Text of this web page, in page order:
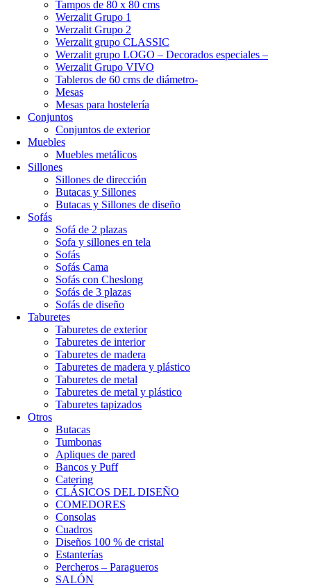
Tampos de 80 x 80 cms
Werzalit Grupo 1
Werzalit Grupo 2
Werzalit grupo CLASSIC
Werzalit grupo LOGO – Decorados especiales –
Werzalit Grupo VIVO
Tableros de 60 cms de diámetro-
Mesas
Mesas para hostelería
Conjuntos
Conjuntos de exterior
Muebles
Muebles metálicos
Sillones
Sillones de dirección
Butacas y Sillones
Butacas y Sillones de diseño
Sofás
Sofá de 2 plazas
Sofa y sillones en tela
Sofás
Sofás Cama
Sofás con Cheslong
Sofás de 3 plazas
Sofás de diseño
Taburetes
Taburetes de exterior
Taburetes de interior
Taburetes de madera
Taburetes de madera y plástico
Taburetes de metal
Taburetes de metal y plástico
Taburetes tapizados
Otros
Butacas
Tumbonas
Apliques de pared
Bancos y Puff
Catering
CLÁSICOS DEL DISEÑO
COMEDORES
Consolas
Cuadros
Diseños 100 % de cristal
Estanterías
Percheros – Paragueros
SALÓN